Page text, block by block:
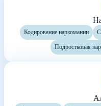
Кодирование наркомании
Подростковая